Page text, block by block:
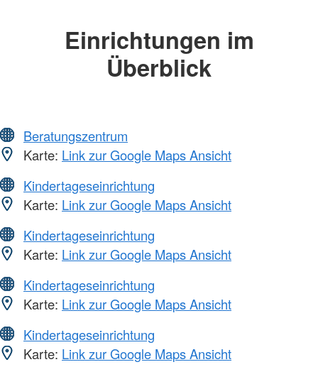
Einrichtungen im
Überblick
Beratungszentrum
Karte: Link zur Google Maps Ansicht
Kindertageseinrichtung
Karte: Link zur Google Maps Ansicht
Kindertageseinrichtung
Karte: Link zur Google Maps Ansicht
Kindertageseinrichtung
Karte: Link zur Google Maps Ansicht
Kindertageseinrichtung
Karte: Link zur Google Maps Ansicht